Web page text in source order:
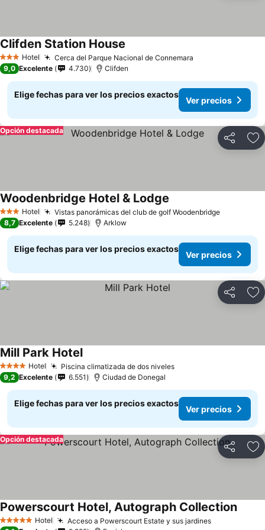
3 Estrellas
Hotel Cerca del Parque Nacional de Connemara
Clifden Station House
9,0 Excelente 4.730 Clifden
Elige fechas para ver los precios exactos
Ver precios
Compartir
Opción destacada
3 Estrellas
Hotel Vistas panorámicas del club de golf Woodenbridge
Woodenbridge Hotel & Lodge
8,7 Excelente 5.248 Arklow
Elige fechas para ver los precios exactos
Ver precios
Compartir
4 EstrellasHotel Piscina climatizada de dos niveles
Mill Park Hotel
9,2 Excelente 6.551 Ciudad de Donegal
Elige fechas para ver los precios exactos
Ver precios
Compartir
Opción destacada
5 Estrellas Hotel Acceso a Powerscourt Estate y sus jardines
Powerscourt Hotel, Autograph Collection